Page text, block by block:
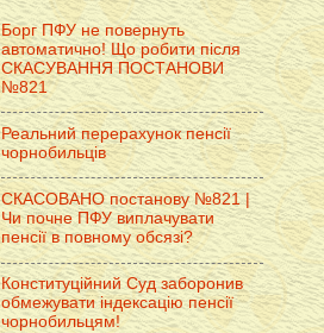
Борг ПФУ не повернуть
автоматично! Що робити після
СКАСУВАННЯ ПОСТАНОВИ
№821
Реальний перерахунок пенсії
чорнобильців
СКАСОВАНО постанову №821 |
Чи почне ПФУ виплачувати
пенсії в повному обсязі?
Конституційний Суд заборонив
обмежувати індексацію пенсії
чорнобильцям!